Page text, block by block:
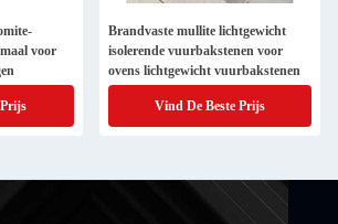
voor
Brandvaste mullite lichtgewicht
isolerende vuurbakstenen voor
ovens lichtgewicht vuurbakstenen
Vind De Beste Prijs